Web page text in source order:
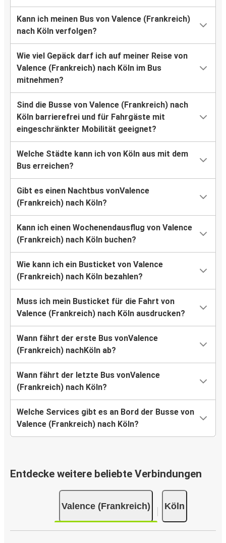
Kann ich meinen Bus von Valence (Frankreich)
nach Köln verfolgen?
Wie viel Gepäck darf ich auf meiner Reise von
Valence (Frankreich) nach Köln im Bus
mitnehmen?
Sind die Busse von Valence (Frankreich) nach
Köln barrierefrei und für Fahrgäste mit
eingeschränkter Mobilität geeignet?
Welche Städte kann ich von Köln aus mit dem
Bus erreichen?
Gibt es einen Nachtbus vonValence
(Frankreich) nach Köln?
Kann ich einen Wochenendausflug von Valence
(Frankreich) nach Köln buchen?
Wie kann ich ein Busticket von Valence
(Frankreich) nach Köln bezahlen?
Muss ich mein Busticket für die Fahrt von
Valence (Frankreich) nach Köln ausdrucken?
Wann fährt der erste Bus vonValence
(Frankreich) nachKöln ab?
Wann fährt der letzte Bus vonValence
(Frankreich) nach Köln?
Welche Services gibt es an Bord der Busse von
Valence (Frankreich) nach Köln?
Entdecke weitere beliebte Verbindungen
Valence (Frankreich) Köln